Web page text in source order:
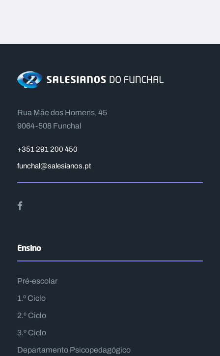
Rua Mãe dos Homens, 45
9064-508 Funchal
+351 291 200 450
funchal@salesianos.pt
Ensino
Pré-escolar
1.º Ciclo
2.º Ciclo
3.º Ciclo
Departamento Psicopedagógico